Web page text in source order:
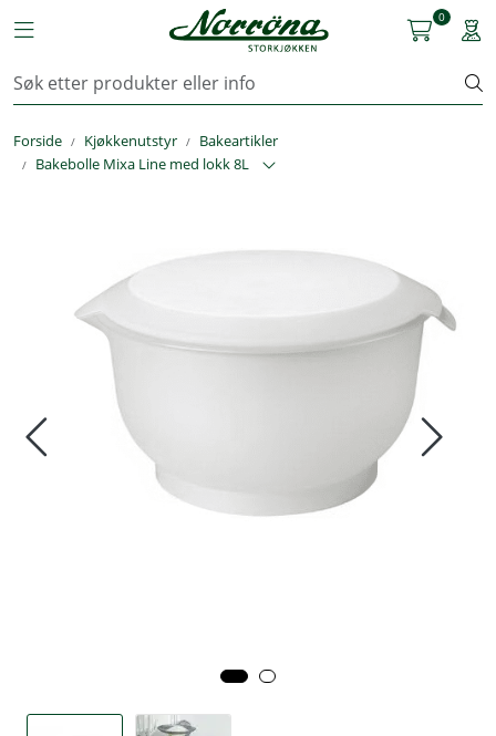
Toggle navigation
0
Forside Kjøkkenutstyr
Bakeartikler
Bakebolle Mixa Line med lokk 8L
Kjøkkenutstyr
Storkjøkken
Reservedeler
OUTLET